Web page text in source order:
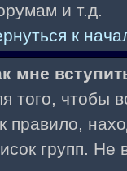
и т.д.
к
мне
того, чтобы
правило,
групп. Не